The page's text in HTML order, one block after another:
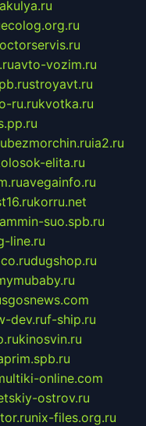
ecolog.org.ru
avto-vozim.ru
stroyavt.ru
ru.rukvotka.ru
bezmorchin.ruia2.ru
elita.ru
avegainfo.ru
korru.net
suo.spb.ru
line.ru
dugshop.ru
dev.ruf-ship.ru
kinosvin.ru
online.com
ostrov.ru
nix-files.org.ru